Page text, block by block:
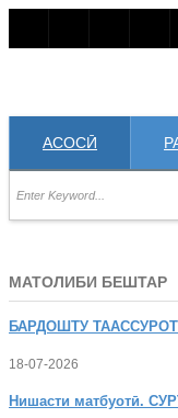
АСОСӢ
МАТОЛИБИ БЕШТАР
БАРДОШТУ ТААССУРОТ
18-07-2026
Нишасти матбуотӣ.